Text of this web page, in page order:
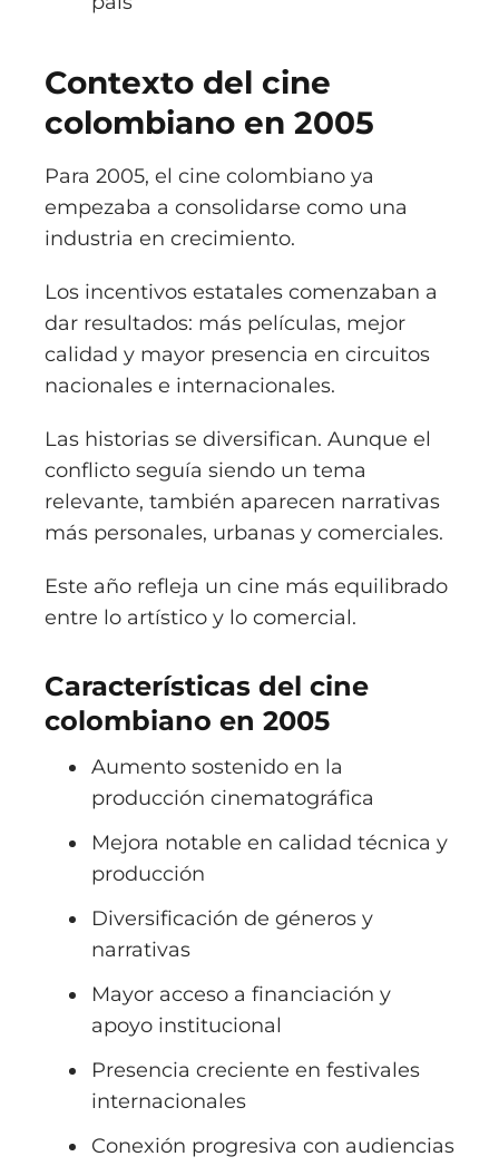
Contexto del cine
colombiano en 2005
Para 2005, el cine colombiano ya
empezaba a consolidarse como una
industria en crecimiento.
Los incentivos estatales comenzaban a
dar resultados: más películas, mejor
calidad y mayor presencia en circuitos
nacionales e internacionales.
Las historias se diversifican. Aunque el
conflicto seguía siendo un tema
relevante, también aparecen narrativas
más personales, urbanas y comerciales.
Este año refleja un cine más equilibrado
entre lo artístico y lo comercial.
Características del cine
colombiano en 2005
Aumento sostenido en la
producción cinematográfica
Mejora notable en calidad técnica y
producción
Diversificación de géneros y
narrativas
Mayor acceso a financiación y
apoyo institucional
Presencia creciente en festivales
internacionales
Conexión progresiva con audiencias